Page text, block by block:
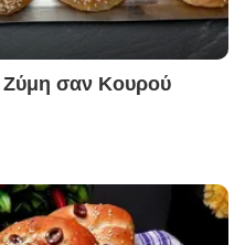
Ζύμη σαν Κουρού